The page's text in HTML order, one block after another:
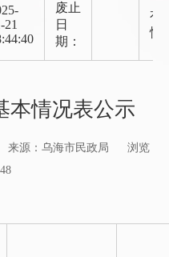
21
废止
日
期：
有
性
本情况表公示
来源：乌海市民政局
浏览